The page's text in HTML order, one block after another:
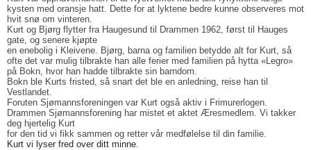
kysten med oransje hatt. Dette for at lyktene bedre kunne observeres mot
hvit snø om vinteren.
Kurt og Bjørg flytter fra Haugesund til Drammen 1962, først til Hauges
gate, og senere kjøpte
en enebolig i Kleivene.
Bjørg, barna og familien betydde alt for Kurt, så
ofte det var mulig tilbrakte han alle ferier med familien på hytta «Legro»
på Bokn, hvor han hadde tilbrakte sin barndom.
Bokn ble Kurts fristed, så snart det ble en anledning, reise han til
Vestlandet.
Foruten Sjømannsforeningen var Kurt også aktiv i Frimurerlogen.
Drammen Sjømannsforening har mistet et aktet Æresmedlem. Vi takker
deg hjertelig Kurt
for den tid vi fikk sammen og retter vår medfølelse til din familie.
Kurt vi lyser fred over ditt minne.